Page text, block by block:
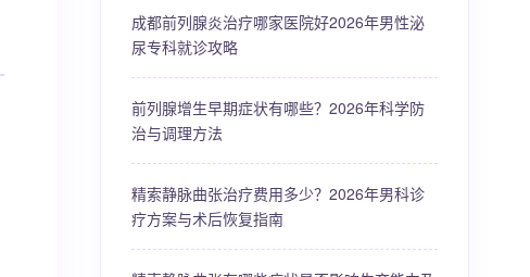
成都前列腺炎治疗哪家医院好2026年男性泌
尿专科就诊攻略
前列腺增生早期症状有哪些？2026年科学防
治与调理方法
精索静脉曲张治疗费用多少？2026年男科诊
疗方案与术后恢复指南